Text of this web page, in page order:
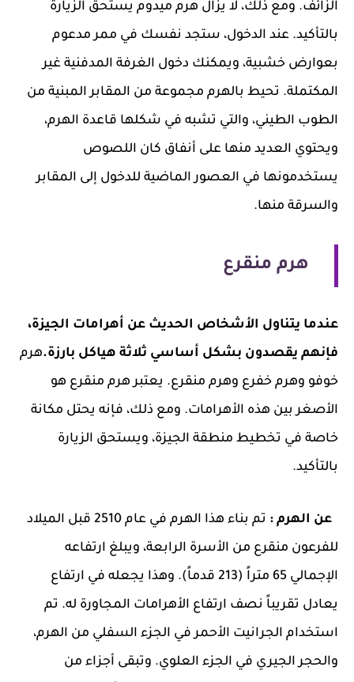
الزائف. ومع ذلك، لا يزال هرم ميدوم يستحق الزيارة
بالتأكيد. عند الدخول، ستجد نفسك في ممر مدعوم
بعوارض خشبية، ويمكنك دخول الغرفة المدفنية غير
المكتملة. تحيط بالهرم مجموعة من المقابر المبنية من
الطوب الطيني، والتي تشبه في شكلها قاعدة الهرم،
ويحتوي العديد منها على أنفاق كان اللصوص
يستخدمونها في العصور الماضية للدخول إلى المقابر
والسرقة منها.
هرم منقرع
عندما يتناول الأشخاص الحديث عن أهرامات الجيزة،
فإنهم يقصدون بشكل أساسي ثلاثة هياكل بارزة.هرم
خوفو وهرم خفرع وهرم منقرع. يعتبر هرم منقرع هو
الأصغر بين هذه الأهرامات. ومع ذلك، فإنه يحتل مكانة
خاصة في تخطيط منطقة الجيزة، ويستحق الزيارة
بالتأكيد.
عن الهرم :
تم بناء هذا الهرم في عام 2510 قبل الميلاد
للفرعون منقرع من الأسرة الرابعة، ويبلغ ارتفاعه
الإجمالي 65 متراً (213 قدماً). وهذا يجعله في ارتفاع
يعادل تقريباً نصف ارتفاع الأهرامات المجاورة له. تم
استخدام الجرانيت الأحمر في الجزء السفلي من الهرم،
والحجر الجيري في الجزء العلوي. وتبقى أجزاء من